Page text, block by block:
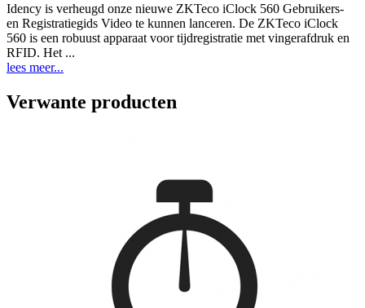
Idency is verheugd onze nieuwe ZKTeco iClock 560 Gebruikers-
en Registratiegids Video te kunnen lanceren. De ZKTeco iClock
560 is een robuust apparaat voor tijdregistratie met vingerafdruk en
RFID. Het ...
lees meer...
Verwante producten